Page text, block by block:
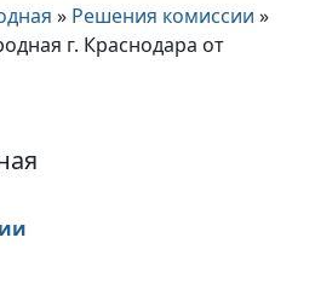
» Решения комиссии »
г. Краснодара от